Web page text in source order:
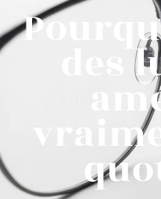
des